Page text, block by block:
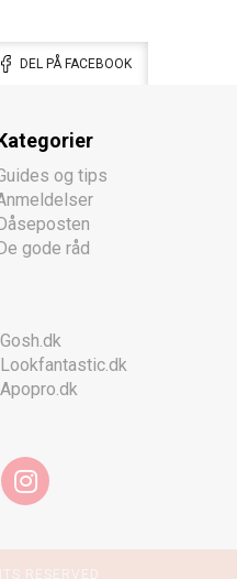
DEL PÅ FACEBOOK
og tips
Dåseposten
De gode råd
Gosh.dk
Lookfantastic.dk
Apopro.dk
RESERVED